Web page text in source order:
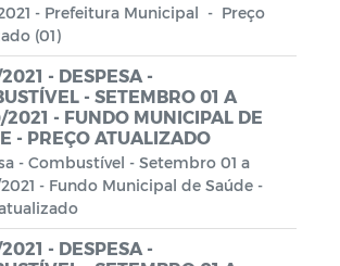
Contratação Direta
de Medicamento
NACIONAL ALDIR BLANC -
PNAB CASSERENGUE/PB
Municipal de Assistência
Social - CMAS
- Prefeitura Municipal - Preço
(01)
- DESPESA -
- SETEMBRO 01 A
- FUNDO MUNICIPAL DE
- PREÇO ATUALIZADO
- Combustível - Setembro 01 a
- Fundo Municipal de Saúde -
- DESPESA -